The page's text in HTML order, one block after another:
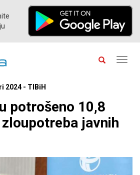
2024 - TIBiH
potrošeno 10,8
javnih